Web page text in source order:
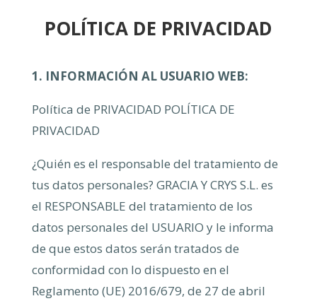
POLÍTICA DE PRIVACIDAD
1. INFORMACIÓN AL USUARIO WEB:
Política de PRIVACIDAD POLÍTICA DE
PRIVACIDAD
¿Quién es el responsable del tratamiento de
tus datos personales? GRACIA Y CRYS S.L. es
el RESPONSABLE del tratamiento de los
datos personales del USUARIO y le informa
de que estos datos serán tratados de
conformidad con lo dispuesto en el
Reglamento (UE) 2016/679, de 27 de abril